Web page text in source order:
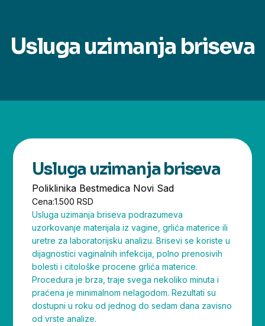
Usluga uzimanja briseva
Usluga uzimanja briseva
Poliklinika Bestmedica Novi Sad
Cena:1.500 RSD
Usluga uzimanja briseva podrazumeva
uzorkovanje materijala iz vagine, grlića materice ili
uretre za laboratorijsku analizu. Brisevi se koriste u
dijagnostici vaginalnih infekcija, polno prenosivih
bolesti i citološke procene grlića materice.
Procedura je brza, traje svega nekoliko minuta i
praćena je minimalnom nelagodom. Rezultati su
dostupni u roku od jednog do sedam dana zavisno
od vrste analize.